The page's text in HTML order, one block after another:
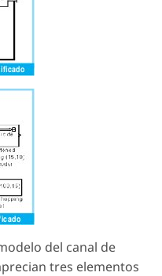
del canal de
tres elementos